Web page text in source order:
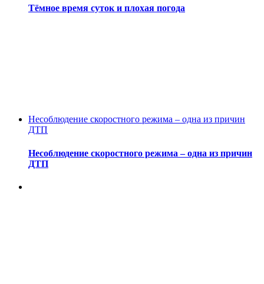
Тёмное время суток и плохая погода
Несоблюдение скоростного режима – одна из причин
ДТП
Несоблюдение скоростного режима – одна из причин
ДТП